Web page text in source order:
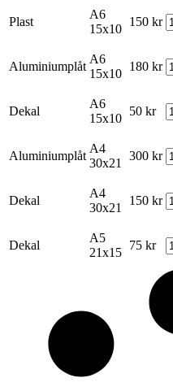
Plast
A6
15x10
150 kr
Aluminiumplåt
A6
15x10
180 kr
Dekal
A6
15x10
50 kr
Aluminiumplåt
A4
30x21
300 kr
Dekal
A4
30x21
150 kr
Dekal
A5
21x15
75 kr